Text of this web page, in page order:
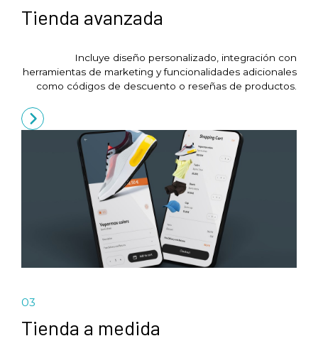
Tienda avanzada
Incluye diseño personalizado, integración con
herramientas de marketing y funcionalidades adicionales
como códigos de descuento o reseñas de productos.
03
Tienda a medida